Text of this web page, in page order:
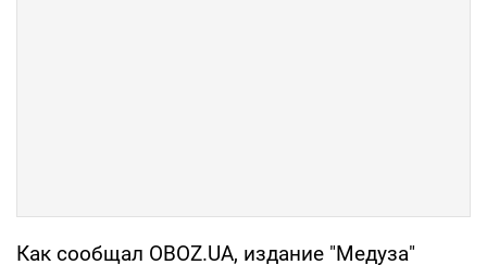
Как сообщал OBOZ.UA, издание "Медуза"